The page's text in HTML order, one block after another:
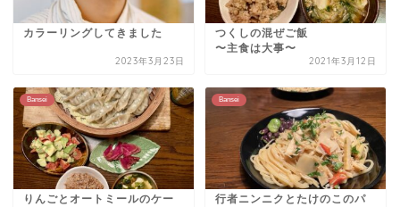
カラーリングしてきました
2023年3月23日
つくしの混ぜご飯
〜主食は大事〜
2021年3月12日
Bansei
りんごとオートミールのケー
Bansei
行者ニンニクとたけのこのパ